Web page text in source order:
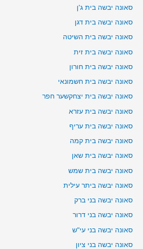
סאונה יבשה בית ג'ן
סאונה יבשה בית דגן
סאונה יבשה בית השיטה
סאונה יבשה בית זית
סאונה יבשה בית חורון
סאונה יבשה בית חשמונאי
סאונה יבשה בית יצחקשער חפר
סאונה יבשה בית עזרא
סאונה יבשה בית עריף
סאונה יבשה בית קמה
סאונה יבשה בית שאן
סאונה יבשה בית שמש
סאונה יבשה ביתר עילית
סאונה יבשה בני ברק
סאונה יבשה בני דרור
סאונה יבשה בני עי"ש
סאונה יבשה בני ציון